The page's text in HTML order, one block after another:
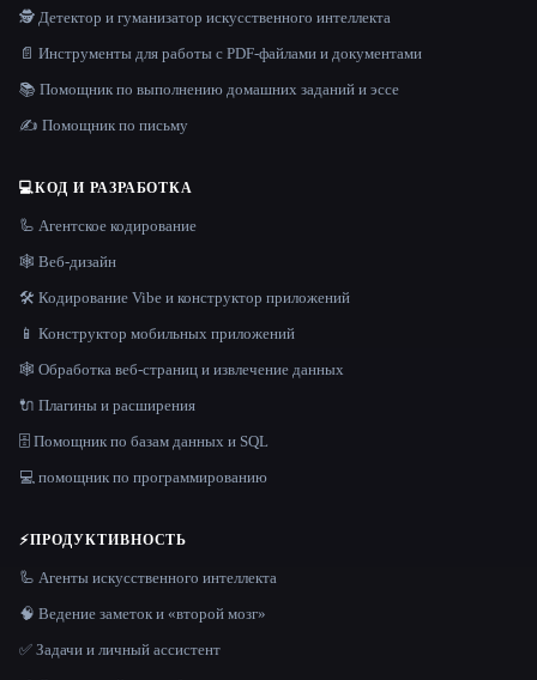
🕵️ Детектор и гуманизатор искусственного интеллекта
📄 Инструменты для работы с PDF-файлами и документами
📚 Помощник по выполнению домашних заданий и эссе
✍️ Помощник по письму
💻КОД И РАЗРАБОТКА
🦾 Агентское кодирование
🕸 Веб-дизайн
🛠️ Кодирование Vibe и конструктор приложений
📱 Конструктор мобильных приложений
🕸️ Обработка веб-страниц и извлечение данных
🔌 Плагины и расширения
🗄️ Помощник по базам данных и SQL
💻 помощник по программированию
⚡ПРОДУКТИВНОСТЬ
🦾 Агенты искусственного интеллекта
🧠 Ведение заметок и «второй мозг»
✅ Задачи и личный ассистент